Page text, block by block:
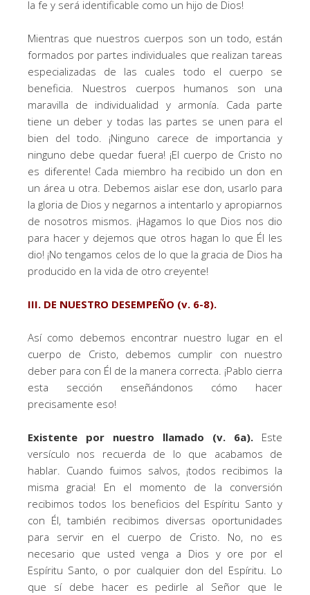
la fe y será identificable como un hijo de Dios!
Mientras que nuestros cuerpos son un todo, están
formados por partes individuales que realizan tareas
especializadas de las cuales todo el cuerpo se
beneficia. Nuestros cuerpos humanos son una
maravilla de individualidad y armonía. Cada parte
tiene un deber y todas las partes se unen para el
bien del todo. ¡Ninguno carece de importancia y
ninguno debe quedar fuera! ¡El cuerpo de Cristo no
es diferente! Cada miembro ha recibido un don en
un área u otra. Debemos aislar ese don, usarlo para
la gloria de Dios y negarnos a intentarlo y apropiarnos
de nosotros mismos. ¡Hagamos lo que Dios nos dio
para hacer y dejemos que otros hagan lo que Él les
dio! ¡No tengamos celos de lo que la gracia de Dios ha
producido en la vida de otro creyente!
III. DE NUESTRO DESEMPEÑO (v. 6-8).
Así como debemos encontrar nuestro lugar en el
cuerpo de Cristo, debemos cumplir con nuestro
deber para con Él de la manera correcta. ¡Pablo cierra
esta sección enseñándonos cómo hacer
precisamente eso!
Existente por nuestro llamado (v. 6a). Este
versículo nos recuerda de lo que acabamos de
hablar. Cuando fuimos salvos, ¡todos recibimos la
misma gracia! En el momento de la conversión
recibimos todos los beneficios del Espíritu Santo y
con Él, también recibimos diversas oportunidades
para servir en el cuerpo de Cristo. No, no es
necesario que usted venga a Dios y ore por el
Espíritu Santo, o por cualquier don del Espíritu. Lo
que sí debe hacer es pedirle al Señor que le